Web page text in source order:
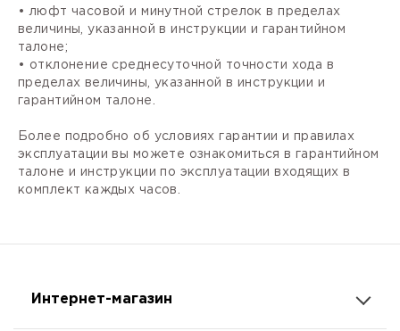
• люфт часовой и минутной стрелок в пределах
величины, указанной в инструкции и гарантийном
талоне;
• отклонение среднесуточной точности хода в
пределах величины, указанной в инструкции и
гарантийном талоне.
Более подробно об условиях гарантии и правилах
эксплуатации вы можете ознакомиться в гарантийном
талоне и инструкции по эксплуатации входящих в
комплект каждых часов.
Интернет-магазин